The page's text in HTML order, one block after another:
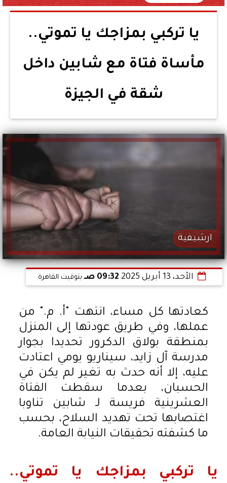
يا تركبي بمزاجك يا تموتي..
مأساة فتاة مع شابين داخل
شقة في الجيزة
ارشيفية
الأحد، 13 أبريل 2025 09:32 صـ بتوقيت القاهرة
كعادتها كل مساء، انتهت "أ. م." من
عملها، وفي طريق عودتها إلى المنزل
بمنطقة بولاق الدكرور تحديدا بجوار
مدرسة آل زايد، سيناريو يومي اعتادت
عليه، إلا أنه حدث به تغير لم يكن في
الحسبان، بعدما سقطت الفتاة
العشرينية فريسة لـ شابين تناوبا
اغتصابها تحت تهديد السلاح، بحسب
ما كشفته تحقيقات النيابة العامة.
يا تركبي بمزاجك يا تموتي..